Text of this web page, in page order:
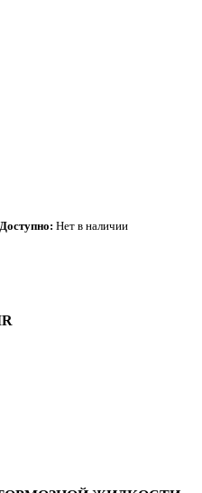
Доступно: Нет в наличии